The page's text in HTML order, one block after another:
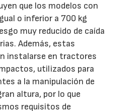
que los modelos con
o inferior a 700 kg
muy reducido de caída
Además, estas
instalarse en tractores
utilizados para
a la manipulación de
altura, por lo que
requisitos de